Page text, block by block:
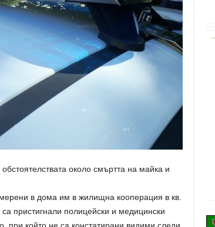
около смъртта на майка и
в дома им в жилищна кооперация в кв.
пристигнали полицейски и медицински